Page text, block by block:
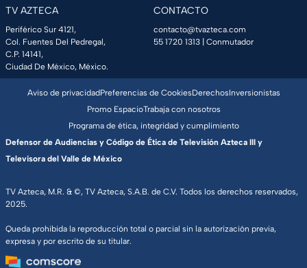
TV AZTECA
Periférico Sur 4121,
Col. Fuentes Del Pedregal,
C.P. 14141,
Ciudad De México, México.
CONTACTO
contacto@tvazteca.com
55 1720 1313 | Conmutador
TV Azteca, M.R. & ©, TV Azteca, S.A.B. de C.V. Todos los derechos reservados,
2025.
Queda prohibida la reproducción total o parcial sin la autorización previa,
expresa y por escrito de su titular.
Aviso de privacidadPreferencias de CookiesDerechosInversionistas
Promo EspacioTrabaja con nosotros
Programa de ética, integridad y cumplimiento
Defensor de Audiencias y Código de Ética de Televisión Azteca III y
Televisora del Valle de México